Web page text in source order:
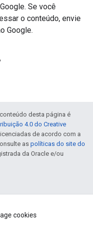
Se você
o conteúdo, envie
Google.
desta página é
4.0 do Creative
de acordo com a
aspolíticas do site do
da Oracle e/ou
cookies